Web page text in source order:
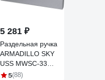
5 281 ₽
Раздельная ручка
ARMADILLO SKY
USS MWSC-33
итальянский
5(88)